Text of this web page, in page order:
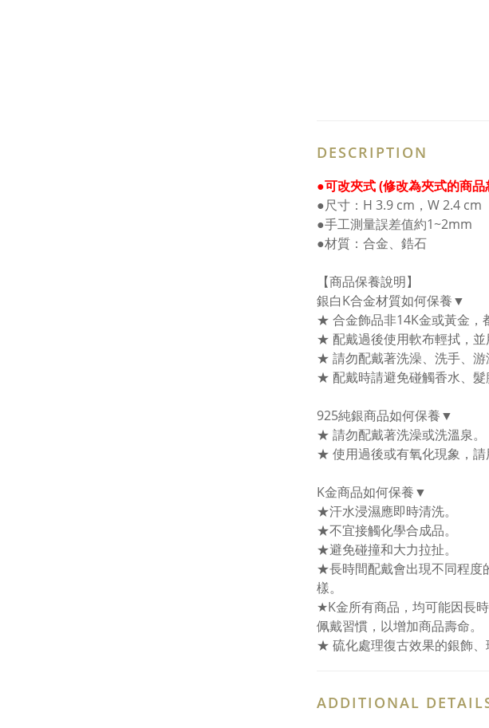
DESCRIPTION
●可改夾式 (修改為夾式的商
●尺寸：H 3.9 cm，W 2.4 cm
●手工測量誤差值約1~2mm
●材質：合金、鋯石
【商品保養說明】
銀白K合金材質如何保養▼
★ 合金飾品非14K金或黃金，
★ 配戴過後使用軟布輕拭，
★ 請勿配戴著洗澡、洗手、游
★ 配戴時請避免碰觸香水、髮
925純銀商品如何保養▼
★ 請勿配戴著洗澡或洗溫泉。
★ 使用過後或有氧化現象，請
K金商品如何保養▼
★汗水浸濕應即時清洗。
★不宜接觸化學合成品。
★避免碰撞和大力拉扯。
★長時間配戴會出現不同程度
樣。
★K金所有商品，均可能因長
佩戴習慣，以增加商品壽命。
★ 硫化處理復古效果的銀飾、
ADDITIONAL